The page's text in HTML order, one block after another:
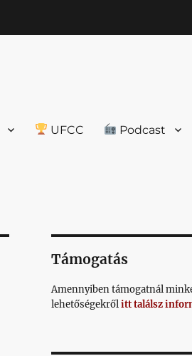
UFCC Podcast
Támogatás
Amennyiben támogatnál
lehetőségekrőlitt találsz